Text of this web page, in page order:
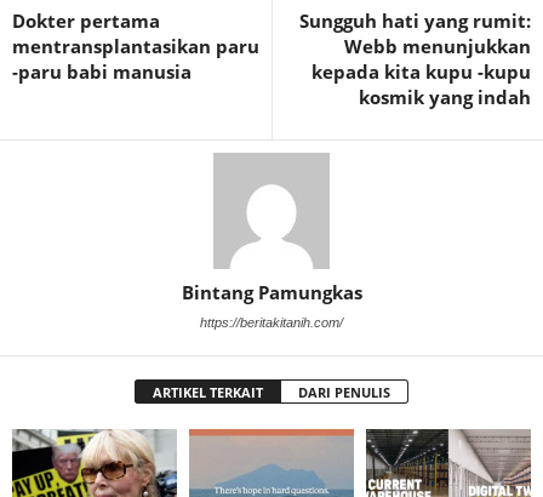
Dokter pertama
mentransplantasikan paru
-paru babi manusia
Sungguh hati yang rumit:
Webb menunjukkan
kepada kita kupu -kupu
kosmik yang indah
Bintang Pamungkas
https://beritakitanih.com/
ARTIKEL TERKAIT DARI PENULIS